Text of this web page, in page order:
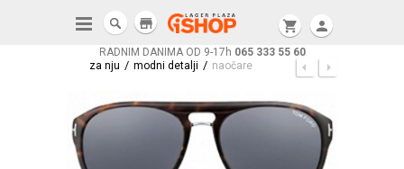
RADNIM DANIMA OD 9-17h 065 333 55 60
shopping_cart person
store
za nju / modni detalji / naočare